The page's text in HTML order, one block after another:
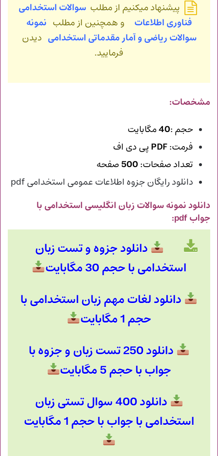
پیشنهاد میکنیم از مطلب سوالات استخدامی
فناوری اطلاعات و همچنین از مطلب نمونه
سوالات ریاضی و آمار مقدماتی استخدامی دیدن
فرمایید.
مشخصات:
حجم :40مگابایت
فرمت:PDF پی دی اف
تعداد صفحات: 500 صفحه
دانلود رایگان جزوه اطلاعات عمومی استخدامی pdf
دانلود نمونه سوالات زبان انگلیسی استخدامی با
جواب
دانلود جزوه و تست زبان
استخدامی با حجم 30 مگابایت
دانلود لغات مهم زبان استخدامی با
حجم 1 مگابایت
دانلود 250 تست زبان و جزوه با
جواب با حجم 5 مگابایت
دانلود 400 سوال تستی زبان
استخدامی با جواب با حجم 1 مگابایت